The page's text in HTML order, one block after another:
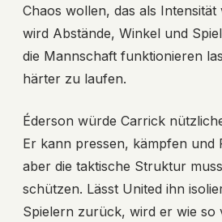
Chaos wollen, das als
wird Abstände, Winkel und
die Mannschaft funktionieren
härter zu laufen.
Éderson würde Carrick
Er kann pressen, kämpfen und
aber die taktische Struktur
schützen. Lässt United ihn
Spielern zurück, wird er wie so